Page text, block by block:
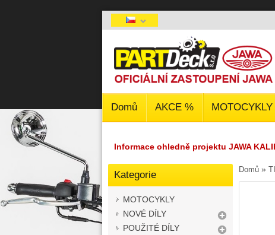
Domů AKCE % MOTOCYKLY
Informace ohledně projektu JAWA
Kategorie
MOTOCYKLY
NOVÉ DÍLY
POUŽITÉ DÍLY
Domů »